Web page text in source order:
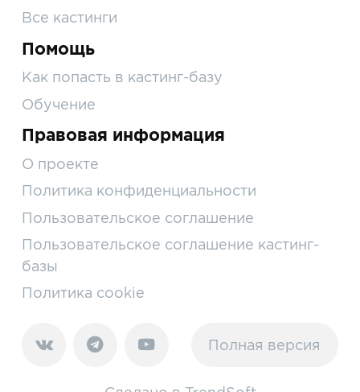
Все кастинги
Помощь
Как попасть в кастинг-базу
Обучение
Правовая информация
О проекте
Политика конфиденциальности
Пользовательское соглашение
Пользовательское соглашение кастинг-
базы
Политика cookie
Полная версия